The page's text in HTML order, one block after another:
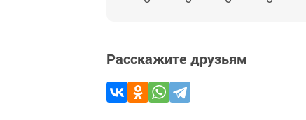
Расскажите друзьям